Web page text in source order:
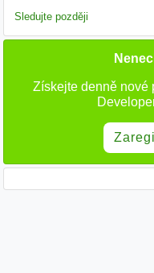
Sledujte později
Získejte denně nové